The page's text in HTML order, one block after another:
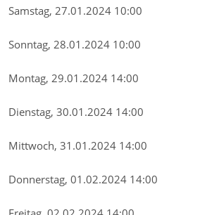
Samstag, 27.01.2024 10:00
Sonntag, 28.01.2024 10:00
Montag, 29.01.2024 14:00
Dienstag, 30.01.2024 14:00
Mittwoch, 31.01.2024 14:00
Donnerstag, 01.02.2024 14:00